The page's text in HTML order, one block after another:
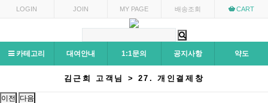
LOGIN JOIN MY PAGE 배송조회 CART
카테고리 대여안내 1:1문의 공지사항 약도
김근희 고객님 > 27. 개인결제창
이전 다음